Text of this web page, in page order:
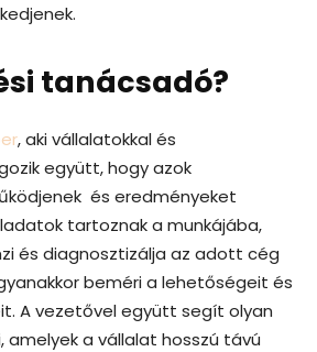
tanácsadó?
, aki vállalatokkal és
együtt, hogy azok
és eredményeket
tartoznak a munkájába,
és diagnosztizálja az adott cég
beméri a lehetőségeit és
A vezetővel együtt segít olyan
amelyek a vállalat hosszú távú